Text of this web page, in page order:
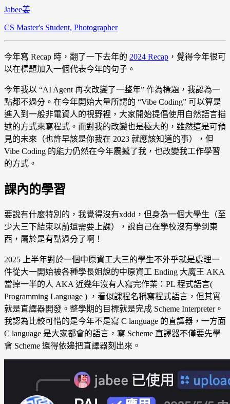
Jabee姜
CS Master's Student, Photographer
今年寫 Recap 時，翻了一下去年的 2024 Recap ，覺得今年很可
以在標題加入一個代表今年的句子。
今年我以 “AI Agent 再次改變了一整年” 作為標題，我認為一
點都不過分。在今年開始大量所謂的 “Vibe Coding” 可以算是
進入到一般非電資人的視野裡，大家開始提倡使用自然語言描
述的方式來寫程式。而對我的改變也是極大的，雖然這是可預
見的未來（也許早該是你我在 2023 就應該知道的事），但
Vibe Coding 的能力仍然在今年震撼了我，也改變我工作學習
的方式。
課內的學習
要說有什麼特別的，我覺得沒有xddd，但身為一個大學生（至
少大三下結束以前還需要上課），說自己在學校沒有學到東
西，屬於是有點過分了啊！
2025 上半年對於一個中原資工大三的學生不外乎就是處理一
件從大一開始被各種學長姐說的中原資工 Ending 大魔王 AKA
當掉一半的人 AKA 近幾年沒有人寫完作業：PL 程式語言(
Programming Language ) ，看似課程名稱寫程式語言，但其實
就是直譯器開發。整學期的目標就是完成 Scheme Interpreter。
我認為比較可惜的是今年不是寫 C language 的直譯器，一方面
C language 是大家都會的語言，寫 Scheme 直譯器不僅要先學
會 Scheme 還得依邊把直譯器刻出來。